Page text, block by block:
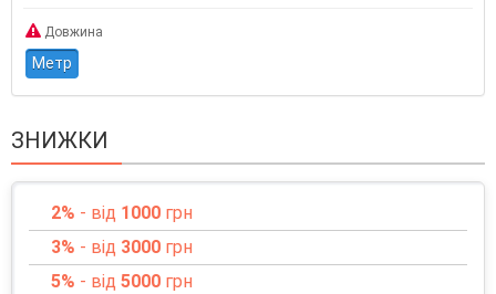
Довжина
Метр
ЗНИЖКИ
2% - від 1000 грн
3% - від 3000 грн
5% - від 5000 грн